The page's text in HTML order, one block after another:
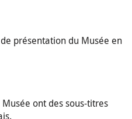
présentation du Musée en
ont des sous-titres